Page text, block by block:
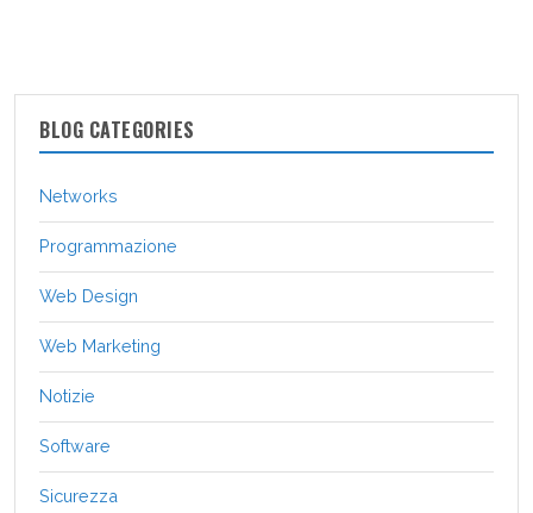
BLOG CATEGORIES
Networks
Programmazione
Web Design
Web Marketing
Notizie
Software
Sicurezza